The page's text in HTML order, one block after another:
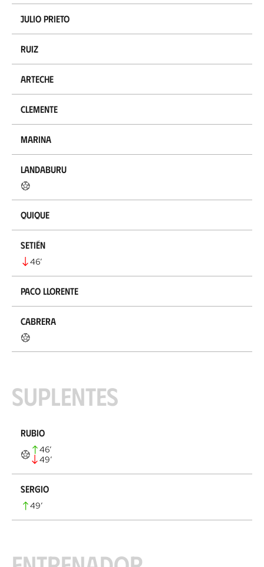
Julio Prieto
Ruiz
Arteche
Clemente
Marina
Landaburu
Quique
Setién
46’
Paco Llorente
Cabrera
Suplentes
Rubio
46’
49’
Sergio
49’